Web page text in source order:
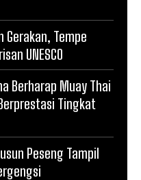
Gerakan, Tempe
UNESCO
Berharap Muay Thai
Tingkat
Peseng Tampil